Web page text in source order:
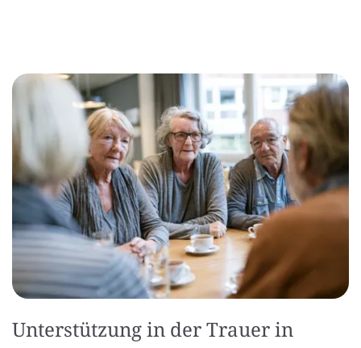
Unterstützung in der Trauer in